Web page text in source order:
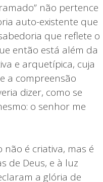
não pertence
auto-existente que
que reflete o
então está além da
e arquetípica, cuja
a compreensão
dizer, como se
o senhor me
é criativa, mas é
de Deus, e à luz
a glória de